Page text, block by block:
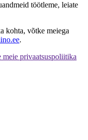
töötleme, leiate
kohta, võtke meiega
.
meie privaatsuspoliitika